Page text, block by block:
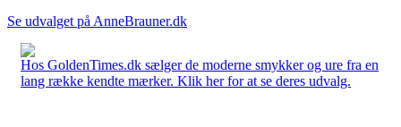
Se udvalget på AnneBrauner.dk
Hos GoldenTimes.dk sælger de moderne smykker og ure fra en
lang række kendte mærker. Klik her for at se deres udvalg.